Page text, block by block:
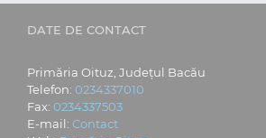
DATE DE CONTACT
Primăria Oituz, Județul Bacău
Telefon: 0234337010
Fax: 0234337503
E-mail: Contact